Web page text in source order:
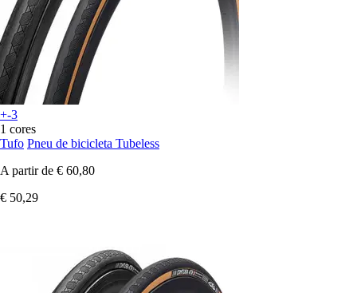
+-3
1 cores
Tufo Pneu de bicicleta Tubeless
A partir de € 60,80
€ 50,29